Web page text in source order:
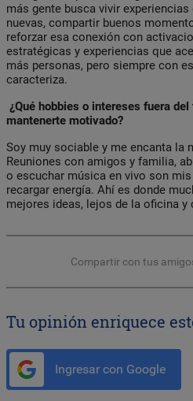
más gente busca vivir
nuevas, compartir buenos
reforzar esa conexión con
estratégicas y experiencias que
más personas, pero siempre con
caracteriza.
¿Qué hobbies o intereses fuera
mantenerte motivado?
Soy muy sociable y me encanta la
Reuniones con amigos y familia,
o escuchar música en vivo son
recargar energía. Ahí es donde
mejores ideas, lejos de la oficina y
Compartir con tus
Tu opinión enriquece
Ingresar con Google